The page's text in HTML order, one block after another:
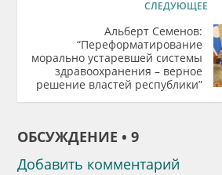
СЛЕДУЮЩЕЕ
Альберт Семенов:
“Переформатирование
морально устаревшей системы
здравоохранения – верное
решение властей республики”
ОБСУЖДЕНИЕ • 9
Добавить комментарий